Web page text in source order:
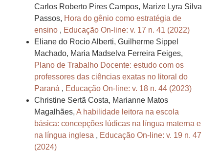
Carlos Roberto Pires Campos, Marize Lyra Silva
Passos, Hora do gênio como estratégia de
ensino , Educação On-line: v. 17 n. 41 (2022)
Eliane do Rocio Alberti, Guilherme Sippel
Machado, Maria Madselva Ferreira Feiges,
Plano de Trabalho Docente: estudo com os
professores das ciências exatas no litoral do
Paraná , Educação On-line: v. 18 n. 44 (2023)
Christine Sertã Costa, Marianne Matos
Magalhães, A habilidade leitora na escola
básica: concepções lúdicas na língua materna e
na língua inglesa , Educação On-line: v. 19 n. 47
(2024)